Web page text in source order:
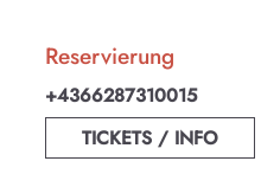
Reservierung
+4366287310015
TICKETS / INFO